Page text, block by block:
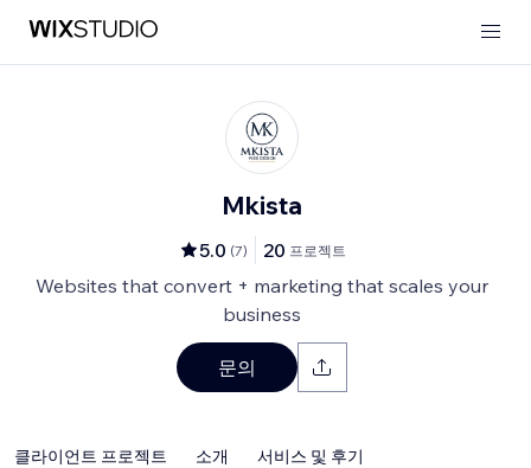
Mkista
5.0 (7) 20 프로젝트
Websites that convert + marketing that scales your
business
문의
클라이언트 프로젝트 소개 서비스 및 후기